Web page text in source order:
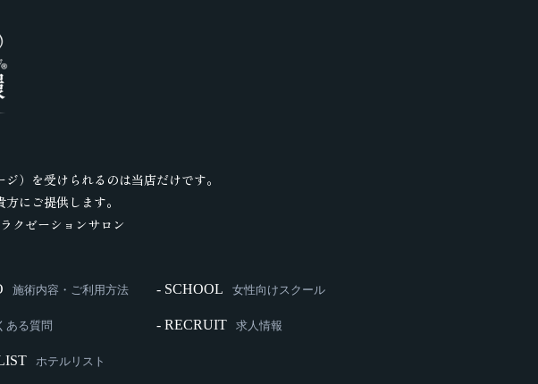
）を受けられるのは当店だけです。
にご提供します。
クゼーションサロン
施術内容・ご利用方法
ある質問
ホテルリスト
- SCHOOL 女性向けスクール
- RECRUIT 求人情報